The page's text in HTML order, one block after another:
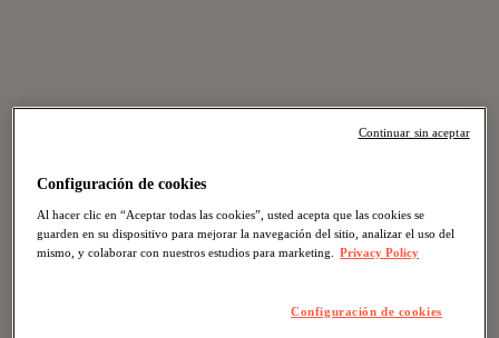
Configuración de cookies
Al hacer clic en “Aceptar todas las cookies”, usted acepta que las cookies se
guarden en su dispositivo para mejorar la navegación del sitio, analizar el uso del
mismo, y colaborar con nuestros estudios para marketing. Privacy Policy
Configuración de cookies
Continuar sin aceptar